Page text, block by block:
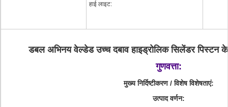
हाई लाइट:
डबल अभिनय वेल्डेड उच्च दबाव हाइड्रोलिक सिलेंडर पिस्टन
गुणवत्ता:
मुख्य निर्दिष्टीकरण / विशेष विशेषताएं:
उत्पाद वर्णन: